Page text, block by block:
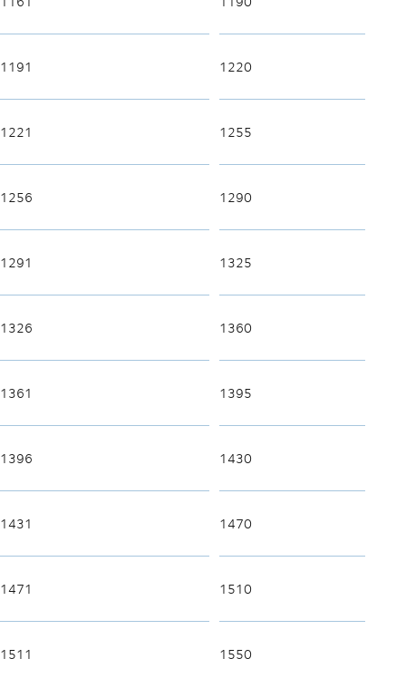
1191 1220
1221 1255
1256 1290
1291 1325
1326 1360
1361 1395
1396 1430
1431 1470
1471 1510
1511 1550